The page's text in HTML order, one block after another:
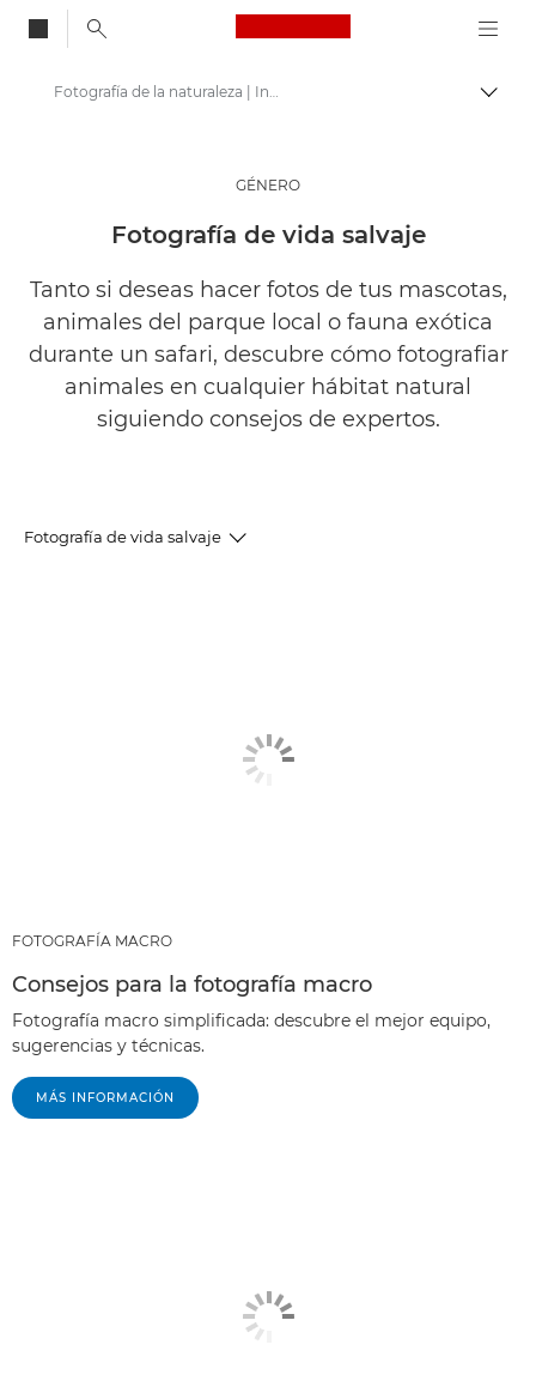
Canon Logo, back
Inspírate | Sugerencias de fotografía e impresión y guías para compradores
Historias sobre fotografía y creatividad
Fotografía de la naturaleza | Inspírate
GÉNERO
Fotografía de vida salvaje
Tanto si deseas hacer fotos de tus mascotas,
animales del parque local o fauna exótica
durante un safari, descubre cómo fotografiar
animales en cualquier hábitat natural
siguiendo consejos de expertos.
Fotografía de vida salvaje
FOTOGRAFÍA MACRO
Consejos para la fotografía macro
Fotografía macro simplificada: descubre el mejor equipo,
sugerencias y técnicas.
MÁS INFORMACIÓN